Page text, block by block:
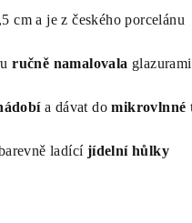
cm a je z českého porcelánu
ručně namalovala
a dávat domikrovlnné
ladícíjídelní hůlky